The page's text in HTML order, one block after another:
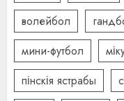
волейбол
мини-футбол
пінскія ястрабы